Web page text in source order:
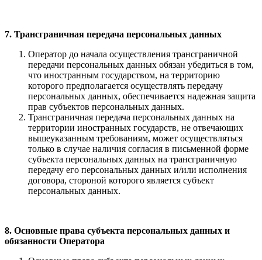
7. Трансграничная передача персональных данных
Оператор до начала осуществления трансграничной
передачи персональных данных обязан убедиться в том,
что иностранным государством, на территорию
которого предполагается осуществлять передачу
персональных данных, обеспечивается надежная защита
прав субъектов персональных данных.
Трансграничная передача персональных данных на
территории иностранных государств, не отвечающих
вышеуказанным требованиям, может осуществляться
только в случае наличия согласия в письменной форме
субъекта персональных данных на трансграничную
передачу его персональных данных и/или исполнения
договора, стороной которого является субъект
персональных данных.
8. Основные права субъекта персональных данных и
обязанности Оператора